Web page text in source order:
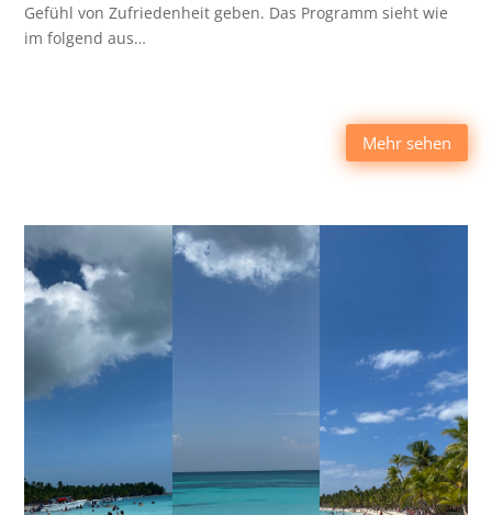
Gefühl von Zufriedenheit geben. Das Programm sieht wie
im folgend aus…
Mehr sehen